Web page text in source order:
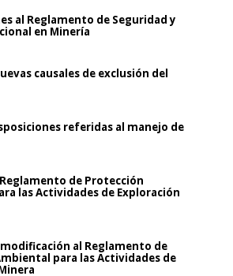
al Reglamento de Seguridad y
en Minería
causales de exclusión del
referidas al manejo de
de Protección
las Actividades de Exploración
al Reglamento de
para las Actividades de